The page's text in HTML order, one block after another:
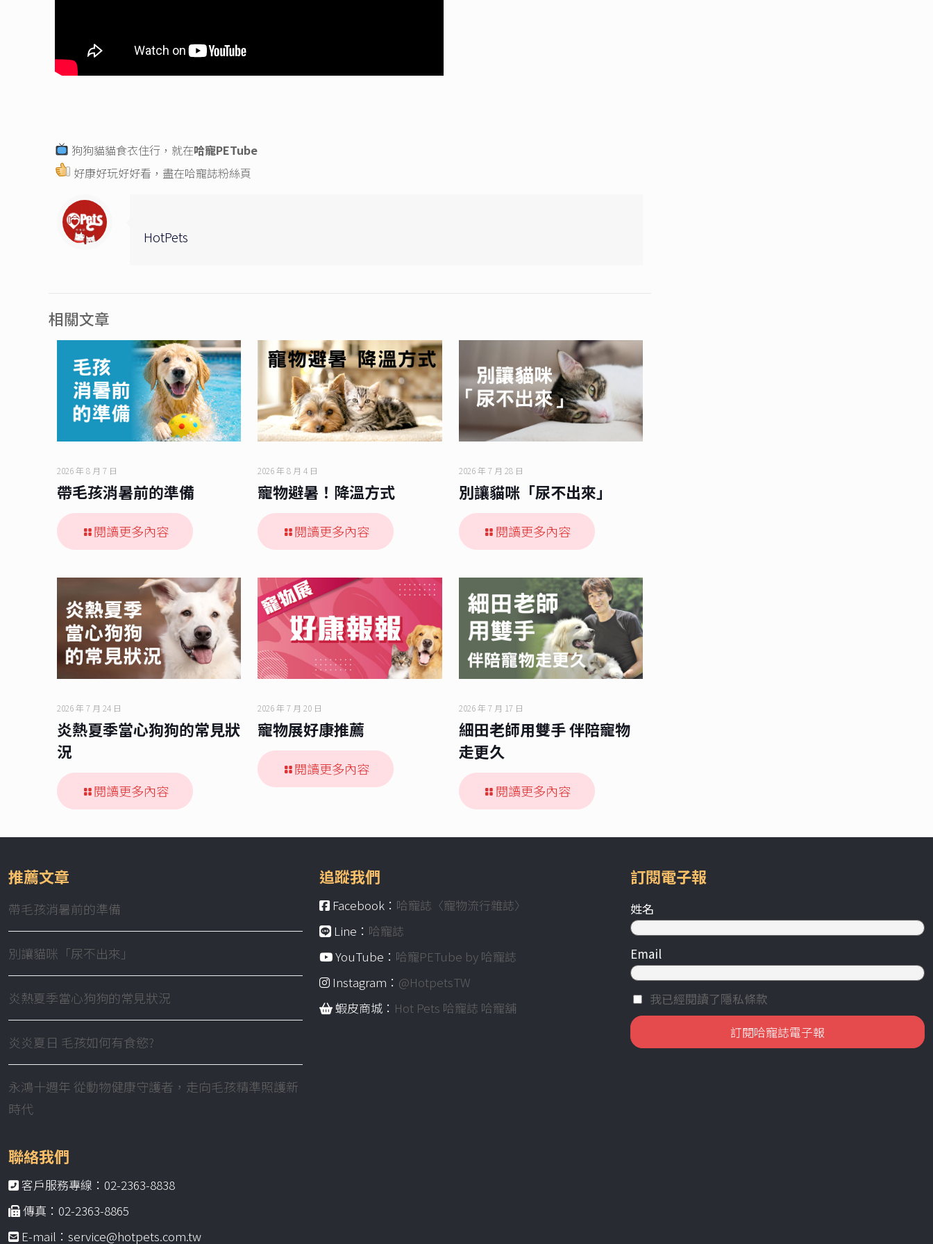
狗狗貓貓食衣住行，就在哈寵PETube
好康好玩好好看，盡在哈寵誌粉絲頁
HotPets
相關文章
2026 年 8 月 7 日
帶毛孩消暑前的準備
閱讀更多內容
2026 年 8 月 4 日
寵物避暑！降溫方式
閱讀更多內容
2026 年 7 月 28 日
別讓貓咪「尿不出來」
閱讀更多內容
2026 年 7 月 24 日
炎熱夏季當心狗狗的常見狀
況
閱讀更多內容
2026 年 7 月 20 日
寵物展好康推薦
閱讀更多內容
2026 年 7 月 17 日
細田老師用雙手 伴陪寵物
走更久
閱讀更多內容
推薦文章
帶毛孩消暑前的準備
別讓貓咪「尿不出來」
炎熱夏季當心狗狗的常見狀況
炎炎夏日 毛孩如何有食慾?
永鴻十週年 從動物健康守護者，走向毛孩精準照護新
時代
聯絡我們
客戶服務專線：02-2363-8838
傳真：02-2363-8865
E-mail：service@hotpets.com.tw
追蹤我們
Facebook： 哈寵誌〈寵物流行雜誌〉
Line： 哈寵誌
YouTube： 哈寵PETube by 哈寵誌
Instagram： @HotpetsTW
蝦皮商城： Hot Pets 哈寵誌 哈寵舖
訂閱電子報
姓名
Email
我已經閱讀了隱私條款